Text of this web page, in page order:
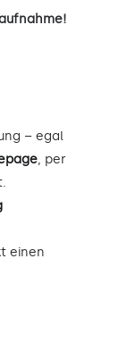
– egal
, per
einen